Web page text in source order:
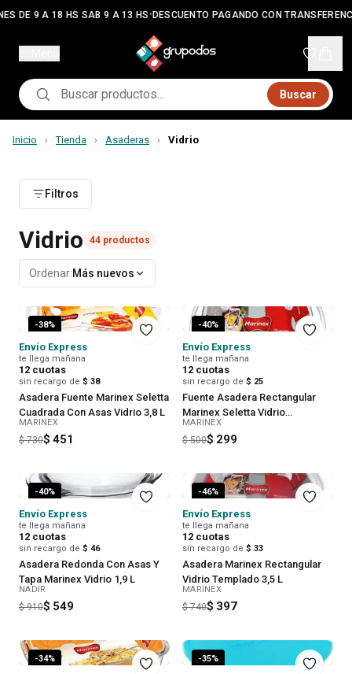
DE 9 A 18 HS SAB 9 A 13 HS• DESCUENTO PAGANDO CON
Buscar
Inicio › Tienda › Asaderas › Vidrio
Filtros
Vidrio 44 productos
Ordenar:Más nuevos
-38%
Envío Express
te llega mañana
12 cuotas
sin recargo de $ 38
Asadera Fuente Marinex Seletta
Cuadrada Con Asas Vidrio 3,8 L
MARINEX
$ 730$ 451
-40%
Envío Express
te llega mañana
12 cuotas
sin recargo de $ 25
Fuente Asadera Rectangular
Marinex Seletta Vidrio
Templado 2,7 L
MARINEX
$ 500$ 299
-40%
Envío Express
te llega mañana
12 cuotas
sin recargo de $ 46
Asadera Redonda Con Asas Y
Tapa Marinex Vidrio 1,9 L
NADIR
$ 910$ 549
-46%
Envío Express
te llega mañana
12 cuotas
sin recargo de $ 33
Asadera Marinex Rectangular
Vidrio Templado 3,5 L
MARINEX
$ 740$ 397
-34% -35%